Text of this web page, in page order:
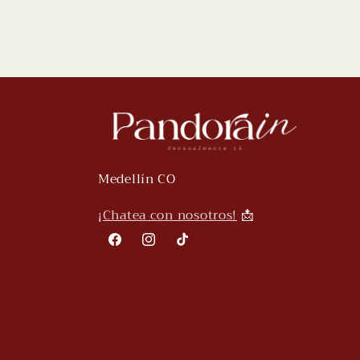
Medellín CO
¡Chatea con nosotros!📩
FacebookInstagramTikTok